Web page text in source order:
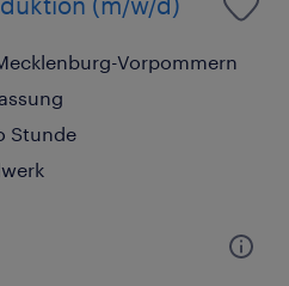
Vorpommern
Stunde